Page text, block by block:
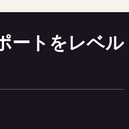
ートをレベル